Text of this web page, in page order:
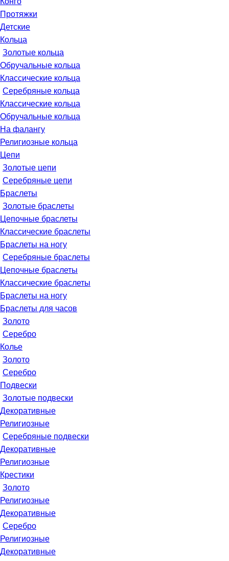
Протяжки
Детские
Кольца
Золотые кольца
Обручальные кольца
Классические кольца
Серебряные кольца
Классические кольца
Обручальные кольца
На фалангу
Религиозные кольца
Цепи
Золотые цепи
Серебряные цепи
Браслеты
Золотые браслеты
Цепочные браслеты
Классические браслеты
Браслеты на ногу
Серебряные браслеты
Цепочные браслеты
Классические браслеты
Браслеты на ногу
Браслеты для часов
Золото
Серебро
Колье
Золото
Серебро
Подвески
Золотые подвески
Декоративные
Религиозные
Серебряные подвески
Декоративные
Религиозные
Крестики
Золото
Религиозные
Декоративные
Серебро
Религиозные
Декоративные